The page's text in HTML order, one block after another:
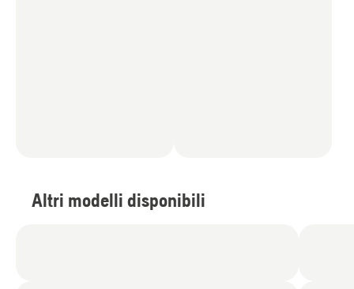
Altri modelli disponibili